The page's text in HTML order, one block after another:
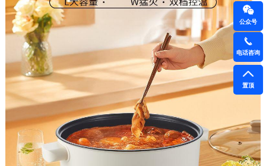
公众号
电话咨询
置顶